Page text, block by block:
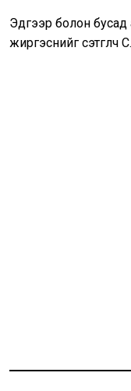
Эдгээр болон бусад
жиргэснийг сэтгүүлч